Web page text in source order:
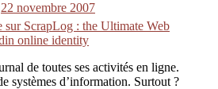
22 novembre 2007
sur ScrapLog : the Ultimate Web
online identity
de toutes ses activités en ligne.
systèmes d’information. Surtout ?